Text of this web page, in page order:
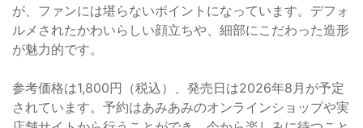
が、ファンには堪らないポイントになっています。デフォ
ルメされたかわいらしい顔立ちや、細部にこだわった造形
が魅力的です。
参考価格は1,800円（税込）、発売日は2026年8月が予定
されています。予約はあみあみのオンラインショップや実